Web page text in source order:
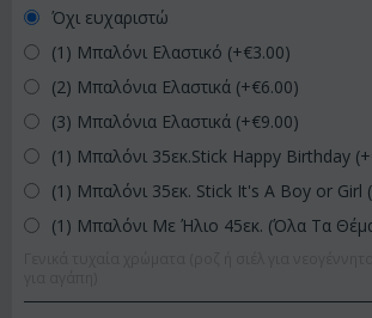
Όχι ευχαριστώ
(1) Μπαλόνι Ελαστικό (+€3.00)
(2) Μπαλόνια Ελαστικά (+€6.00)
(3) Μπαλόνια Ελαστικά (+€9.00)
(1) Μπαλόνι 35εκ.Stick Happy Birthday
(1) Μπαλόνι 35εκ. Stick It's A Boy or Girl
(1) Μπαλόνι Με Ήλιο 45εκ. (Όλα Τα